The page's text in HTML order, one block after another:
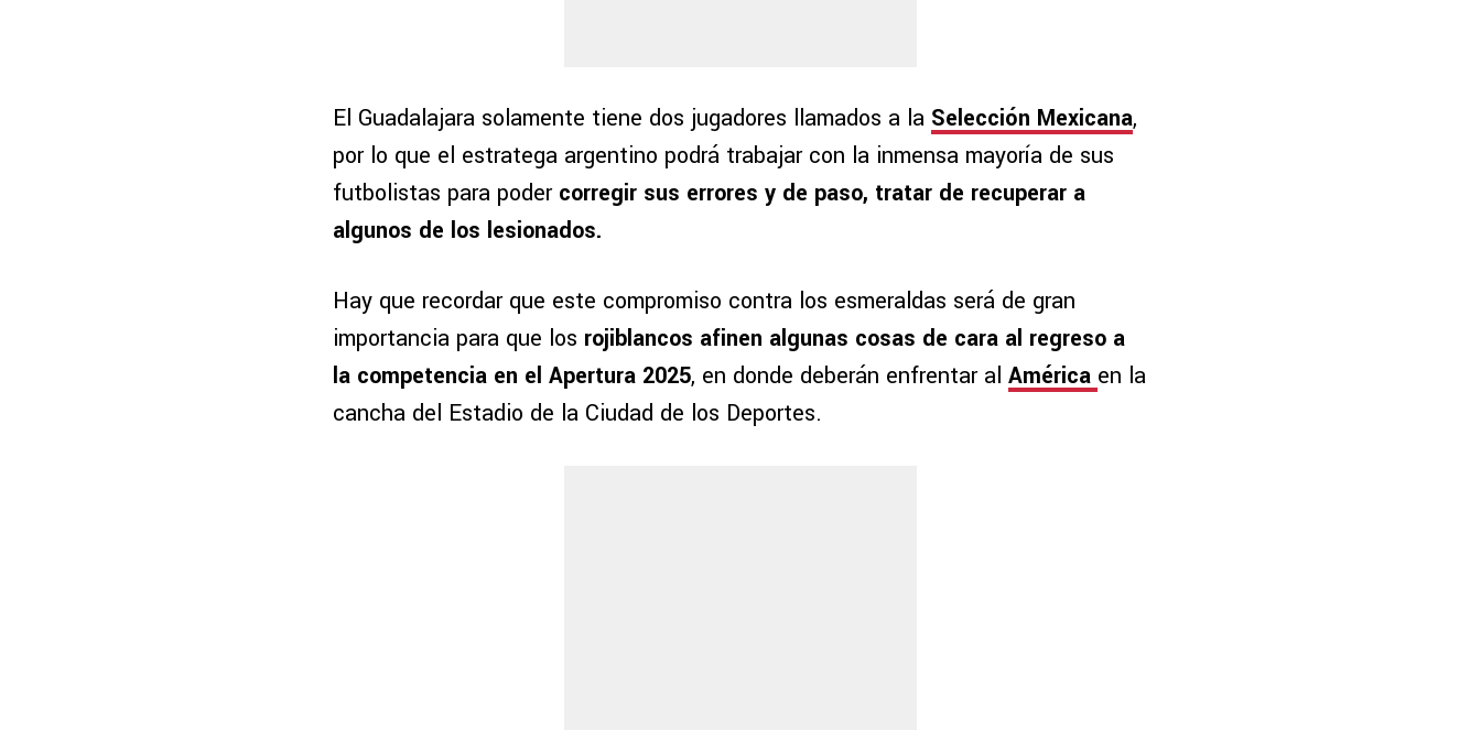
El Guadalajara solamente tiene dos jugadores llamados a la Selección Mexicana,
por lo que el estratega argentino podrá trabajar con la inmensa mayoría de sus
futbolistas para poder corregir sus errores y de paso, tratar de recuperar a
algunos de los lesionados.
Hay que recordar que este compromiso contra los esmeraldas será de gran
importancia para que los rojiblancos afinen algunas cosas de cara al regreso a
la competencia en el Apertura 2025, en donde deberán enfrentar al América en la
cancha del Estadio de la Ciudad de los Deportes.